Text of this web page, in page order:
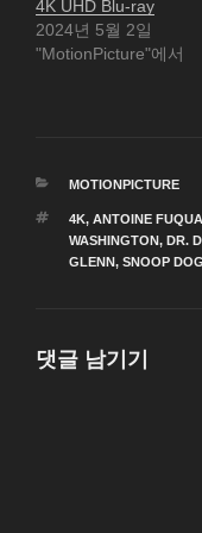
4K UHD Blu-ray
2024년 5월 2일
"MotionPicture"에서
카
고
리
MOTIONPICTURE
태
그
4K, ANTOINE FUQUA
WASHINGTON, DR.
GLENN, SNOOP
댓글 남기기